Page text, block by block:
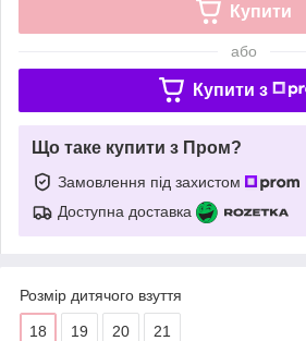
Купити
або
Купити з
Що таке купити з Пром?
Замовлення під захистом
Доступна доставка
Розмір дитячого взуття
18 19 20 21